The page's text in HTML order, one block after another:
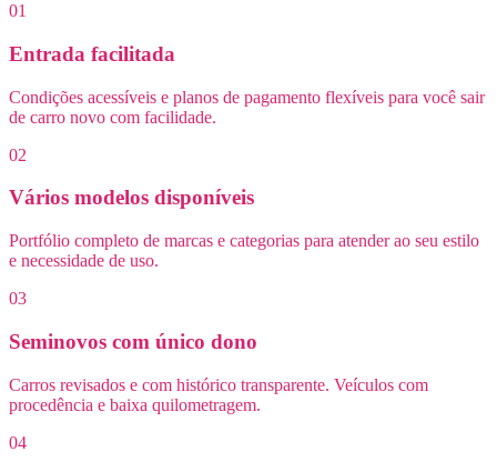
01
Entrada facilitada
Condições acessíveis e planos de pagamento flexíveis para você sair
de carro novo com facilidade.
02
Vários modelos disponíveis
Portfólio completo de marcas e categorias para atender ao seu estilo
e necessidade de uso.
03
Seminovos com único dono
Carros revisados e com histórico transparente. Veículos com
procedência e baixa quilometragem.
04